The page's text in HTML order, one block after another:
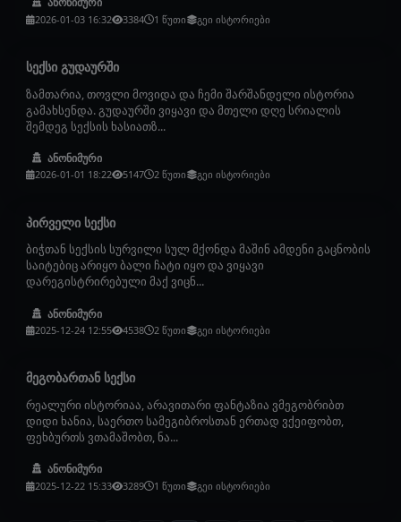
2026-01-03 16:32 3384 1 წუთი გეი ისტორიები
სექსი გუდაურში
ზამთარია, თოვლი მოვიდა და ჩემი შარშანდელი ისტორია
გამახსენდა. გუდაურში ვიყავი და მთელი დღე სრიალის
შემდეგ სექსის ხასიათზ...
ანონიმური
2026-01-01 18:22 5147 2 წუთი გეი ისტორიები
პირველი სექსი
ბიჭთან სექსის სურვილი სულ მქონდა მაშინ ამდენი გაცნობის
საიტებიც არიყო ბალი ჩატი იყო და ვიყავი
დარეგისტრირებული მაქ ვიცნ...
ანონიმური
2025-12-24 12:55 4538 2 წუთი გეი ისტორიები
მეგობართან სექსი
რეალური ისტორიაა, არავითარი ფანტაზია ვმეგობრიბთ
დიდი ხანია, საერთო სამეგიბროსთან ერთად ვქეიფობთ,
ფეხბურთს ვთამაშობთ, ნა...
ანონიმური
2025-12-22 15:33 3289 1 წუთი გეი ისტორიები